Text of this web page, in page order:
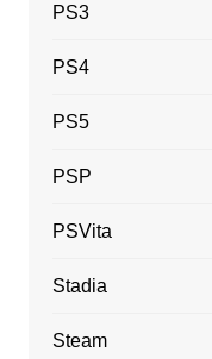
PS3
PS4
PS5
PSP
PSVita
Stadia
Steam